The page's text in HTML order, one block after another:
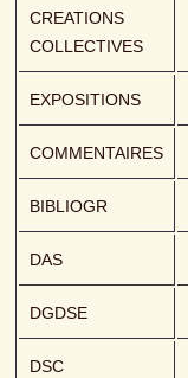
CREATIONS
COLLECTIVES
EXPOSITIONS
COMMENTAIRES
BIBLIOGR
DAS
DGDSE
DSC